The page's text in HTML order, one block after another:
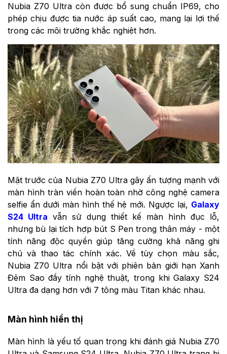
Nubia Z70 Ultra còn được bổ sung chuẩn IP69, cho
phép chịu được tia nước áp suất cao, mang lại lợi thế
trong các môi trường khắc nghiệt hơn.
Mặt trước của Nubia Z70 Ultra gây ấn tượng mạnh với
màn hình tràn viền hoàn toàn nhờ công nghệ camera
selfie ẩn dưới màn hình thế hệ mới. Ngược lại, Galaxy
S24 Ultra vẫn sử dụng thiết kế màn hình đục lỗ,
nhưng bù lại tích hợp bút S Pen trong thân máy - một
tính năng độc quyền giúp tăng cường khả năng ghi
chú và thao tác chính xác. Về tùy chọn màu sắc,
Nubia Z70 Ultra nổi bật với phiên bản giới hạn Xanh
Đêm Sao đầy tính nghệ thuật, trong khi Galaxy S24
Ultra đa dạng hơn với 7 tông màu Titan khác nhau.
Màn hình hiển thị
Màn hình là yếu tố quan trọng khi đánh giá Nubia Z70